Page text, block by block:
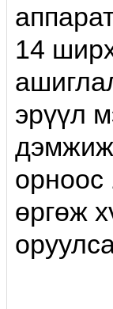
14
эрүүл
дэмжиж
орноос
өргөж